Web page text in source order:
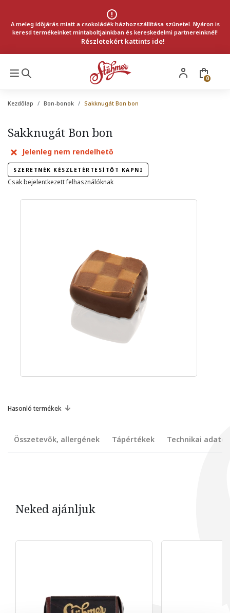
A meleg időjárás miatt a csokoládék házhozszállítása szünetel. Nyáron is
keresd termékeinket mintaboltjainkban és kereskedelmi partnereinknél!
Részletekért kattints ide!
0
Kezdőlap Bon-bonok Sakknugát Bon bon
Sakknugát Bon bon
Jelenleg nem rendelhető
SZERETNÉK KÉSZLETÉRTESÍTŐT KAPNI
Csak bejelentkezett felhasználóknak
Hasonló termékek
Összetevők, allergének Tápértékek Technikai adatok
Neked ajánljuk